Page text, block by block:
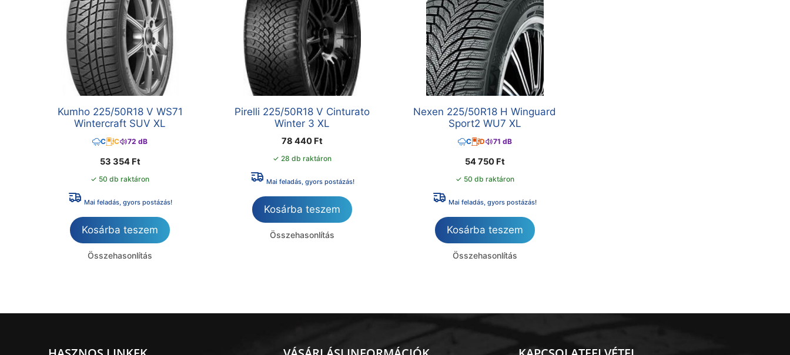
Kumho 225/50R18 V WS71
Wintercraft SUV XL
C C 72 dB
53 354 Ft
✓ 50 db raktáron
Mai feladás, gyors postázás!
Kosárba teszem
Összehasonlítás
Pirelli 225/50R18 V Cinturato
Winter 3 XL
78 440 Ft
✓ 28 db raktáron
Mai feladás, gyors postázás!
Kosárba teszem
Összehasonlítás
Nexen 225/50R18 H Winguard
Sport2 WU7 XL
C D 71 dB
54 750 Ft
✓ 50 db raktáron
Mai feladás, gyors postázás!
Kosárba teszem
Összehasonlítás